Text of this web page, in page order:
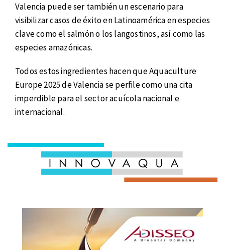
Valencia puede ser también un escenario para
visibilizar casos de éxito en Latinoamérica en especies
clave como el salmón o los langostinos, así como las
especies amazónicas.
Todos estos ingredientes hacen que Aquaculture
Europe 2025 de Valencia se perfile como una cita
imperdible para el sector acuícola nacional e
internacional.